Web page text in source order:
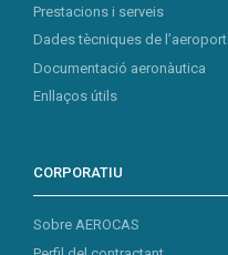
Prestacions i serveis
Dades tècniques de l’aeroport
Documentació aeronàutica
Enllaços útils
CORPORATIU
Sobre AEROCAS